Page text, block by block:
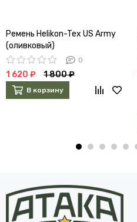
Ремень Helikon-Tex US Army
(оливковый)
0
1 620 ₽ 1 800 ₽
В корзину